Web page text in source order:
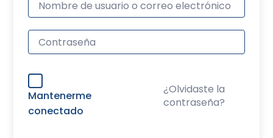
Mantenerme
conectado
¿Olvidaste la
contraseña?